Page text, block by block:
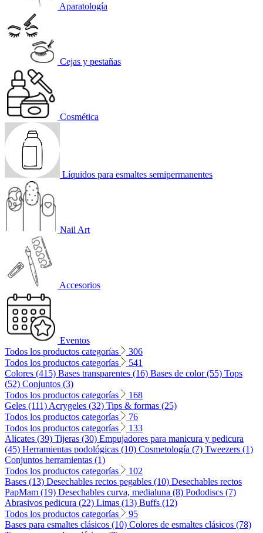
Aparatología
Cejas y pestañas
Cosmética
Líquidos para esmaltes semipermanentes
Nail Art
Accesorios
Eventos
Todos los productos categorías
306
Todos los productos categorías
541
Colores (415) Bases transparentes (16) Bases de color (55) Tops
(52) Conjuntos (3)
Todos los productos categorías
168
Geles (111) Acrygeles (32) Tips & formas (25)
Todos los productos categorías
76
Todos los productos categorías
133
Alicates (39) Tijeras (30) Empujadores para manicura y pedicura
(45) Herramientas podológicas (10) Cosmetología (7) Tweezers (1)
Conjuntos herramientas (1)
Todos los productos categorías
102
Bases (13) Desechables rectos pegables (10) Desechables rectos
PapMam (19) Desechables curva, medialuna (8) Pododiscs (7)
Abrasivos pedicura (22) Limas (13) Buffs (12)
Todos los productos categorías
95
Bases para esmaltes clásicos (10) Colores de esmaltes clásicos (78)